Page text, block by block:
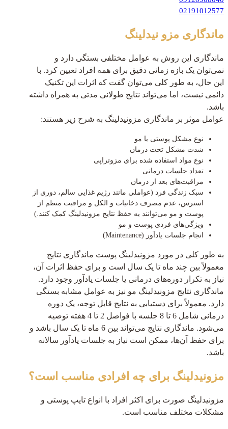
02191012577
ماندگاری مزو نیدلینگ
ماندگاری این روش به عوامل مختلفی بستگی دارد و
نمی‌توان یک بازه زمانی دقیق برای همه افراد تعیین کرد. با
این حال، به طور کلی می‌توان گفت که اثرات این تکنیک
دائمی نیست، اما می‌تواند نتایج طولانی‌ مدتی به همراه داشته
باشد.
عوامل موثر بر ماندگاری مزونیدلینگ به شرح زیر هستند:
نوع مشکل پوستی یا مو
شدت مشکل تحت درمان
نوع مواد استفاده شده برای مزوتراپی
تعداد جلسات درمانی
مراقبت‌های بعد از درمان
سبک زندگی فرد (عواملی مانند رژیم غذایی سالم، دوری از
استرس، عدم مصرف دخانیات و الکل و مراقبت منظم از
پوست و مو می‌توانند به حفظ نتایج مزونیدلینگ کمک کنند.)
ویژگی‌های فردی پوست و مو
انجام جلسات یادآور (Maintenance)
به طور کلی در مورد مزونیدلینگ پوست ماندگاری نتایج
معمولاً بین چند ماه تا یک سال است و برای حفظ اثرات آن،
نیاز به تکرار دوره‌های درمانی یا جلسات یادآور وجود دارد.
ماندگاری نتایج مزونیدلینگ مو نیز به عوامل مشابه بستگی
دارد. معمولاً برای دستیابی به نتایج قابل توجه، یک دوره
درمانی شامل 6 تا 8 جلسه با فواصل 2 تا 4 هفته توصیه
می‌شود. ماندگاری نتایج می‌تواند بین 6 ماه تا یک سال باشد و
برای حفظ آن‌ها، ممکن است نیاز به جلسات یادآور سالانه
باشد.
مزونیدلینگ برای چه افرادی مناسب است؟
مزونیدلینگ صورت برای اکثر افراد با انواع تایپ پوستی و
مشکلات مختلف مناسب است.